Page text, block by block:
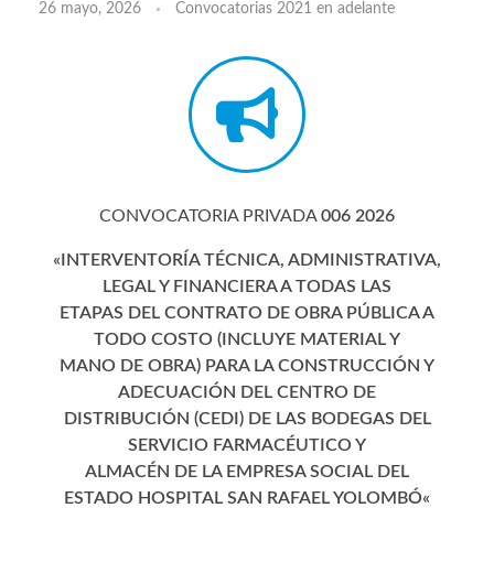
26 mayo, 2026 Convocatorias 2021 en adelante
CONVOCATORIA PRIVADA006 2026
«INTERVENTORÍA TÉCNICA, ADMINISTRATIVA,
LEGAL Y FINANCIERA A TODAS LAS
ETAPAS DEL CONTRATO DE OBRA PÚBLICA A
TODO COSTO (INCLUYE MATERIAL Y
MANO DE OBRA) PARA LA CONSTRUCCIÓN Y
ADECUACIÓN DEL CENTRO DE
DISTRIBUCIÓN (CEDI) DE LAS BODEGAS DEL
SERVICIO FARMACÉUTICO Y
ALMACÉN DE LA EMPRESA SOCIAL DEL
ESTADO HOSPITAL SAN RAFAEL YOLOMBÓ«